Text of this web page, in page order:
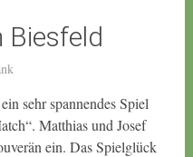
Biesfeld
sehr spannendes Spiel
Matthias und Josef
ein. Das Spielglück